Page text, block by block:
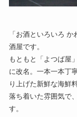
「お酒といろいろ
酒屋です。
もともと「よつば屋
に改名。一本一本丁
り上げた新鮮な海鮮
落ち着いた雰囲気で
す。